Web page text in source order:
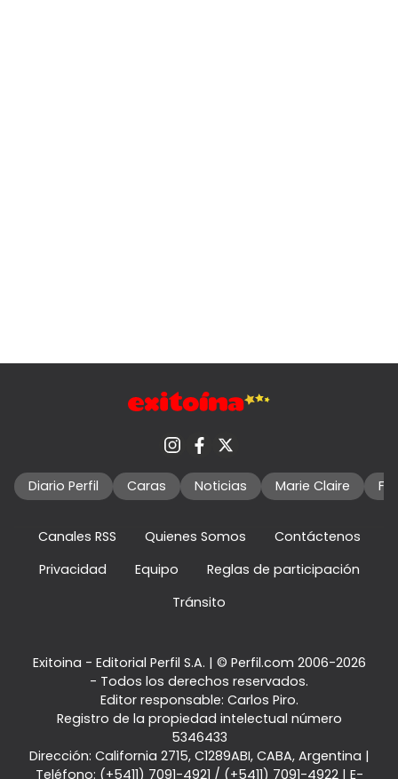
Diario Perfil Caras Noticias Marie Claire
Canales RSS Quienes Somos
Contáctenos
Privacidad
Equipo
Reglas de participación
Tránsito
Exitoina - Editorial Perfil S.A. | © Perfil.com 2006-2026
- Todos los derechos reservados.
Editor responsable: Carlos Piro.
Registro de la propiedad intelectual número
5346433
Dirección: California 2715, C1289ABI, CABA, Argentina |
Teléfono: (+5411) 7091-4921 / (+5411) 7091-4922| E-